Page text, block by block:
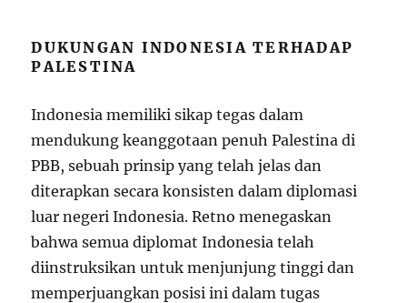
DUKUNGAN INDONESIA TERHADAP
PALESTINA
Indonesia memiliki sikap tegas dalam
mendukung keanggotaan penuh Palestina di
PBB, sebuah prinsip yang telah jelas dan
diterapkan secara konsisten dalam diplomasi
luar negeri Indonesia. Retno menegaskan
bahwa semua diplomat Indonesia telah
diinstruksikan untuk menjunjung tinggi dan
memperjuangkan posisi ini dalam tugas